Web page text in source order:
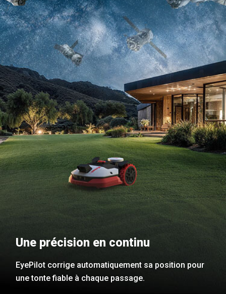
Une précision en continu
EyePilot corrige automatiquement sa position pour
une tonte fiable à chaque passage.